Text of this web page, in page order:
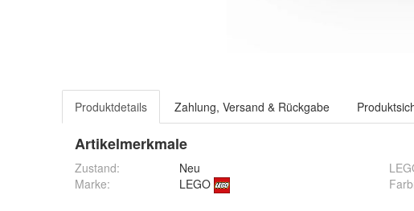
Produktdetails Zahlung, Versand & Rückgabe
Artikelmerkmale
Zustand:
Neu
Marke:
LEGO